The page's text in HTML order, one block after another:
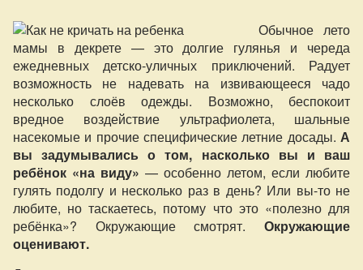
Обычное лето
мамы в декрете — это долгие гулянья и череда
ежедневных детско-уличных приключений. Радует
возможность не надевать на извивающееся чадо
несколько слоёв одежды. Возможно, беспокоит
вредное воздействие ультрафиолета, шальные
насекомые и прочие специфические летние досады. А
вы задумывались о том, насколько вы и ваш
ребёнок «на виду» — особенно летом, если любите
гулять подолгу и несколько раз в день? Или вы-то не
любите, но таскаетесь, потому что это «полезно для
ребёнка»? Окружающие смотрят. Окружающие
оценивают.